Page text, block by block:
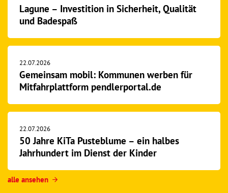
Lagune – Investition in Sicherheit, Qualität
und Badespaß
22.07.2026
Gemeinsam mobil: Kommunen werben für
Mitfahrplattform pendlerportal.de
22.07.2026
50 Jahre KiTa Pusteblume – ein halbes
Jahrhundert im Dienst der Kinder
alle ansehen